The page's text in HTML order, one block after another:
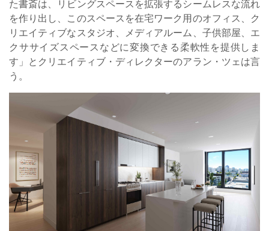
た書斎は、リビングスペースを拡張するシームレスな流れ
を作り出し、このスペースを在宅ワーク用のオフィス、ク
リエイティブなスタジオ、メディアルーム、子供部屋、エ
クササイズスペースなどに変換できる柔軟性を提供しま
す」とクリエイティブ・ディレクターのアラン・ツェは言
う。